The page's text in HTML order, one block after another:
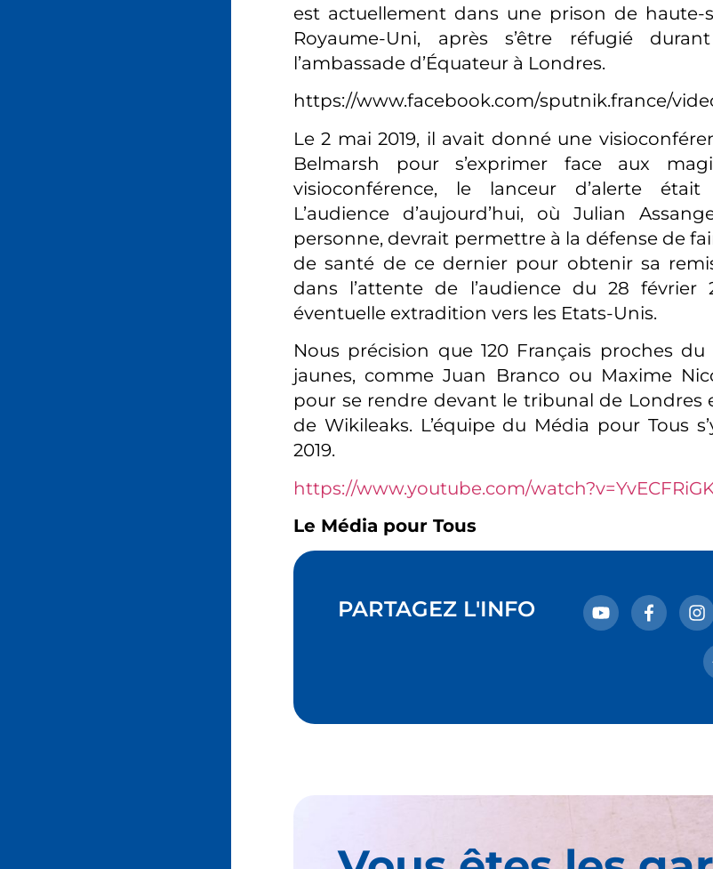
est actuellement dans une prison de haute-
Royaume-Uni, après s’être réfugié
l’ambassade d’Équateur à Londres.
https://www.facebook.com/sputnik.france/
Le 2 mai 2019, il avait donné une
Belmarsh pour s’exprimer face aux
visioconférence, le lanceur d’alerte
L’audience d’aujourd’hui, où Julian
personne, devrait permettre à la défense de
de santé de ce dernier pour obtenir sa
dans l’attente de l’audience du 28 février
éventuelle extradition vers les Etats-Unis.
Nous précision que 120 Français proches
jaunes, comme Juan Branco ou Maxime
pour se rendre devant le tribunal de Londres
de Wikileaks. L’équipe du Média pour Tous
2019.
https://www.youtube.com/
Le Média pour Tous
PARTAGEZ L'INFO